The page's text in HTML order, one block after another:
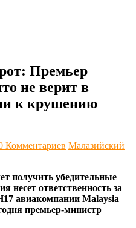
Премьер
не верит в
к крушению
Комментариев Малазийский
получить убедительные
несет ответственность за
авиакомпании Malaysia
премьер-министр